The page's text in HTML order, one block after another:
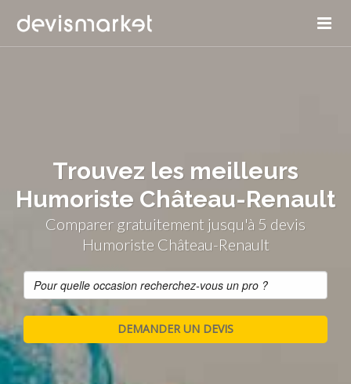
Trouvez les meilleurs
Humoriste Château-Renault
Comparer gratuitement jusqu'à 5 devis
Humoriste Château-Renault